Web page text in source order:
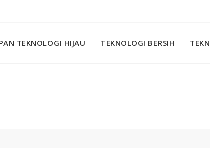
TEKNOLOGI HIJAU TEKNOLOGI BERSIH